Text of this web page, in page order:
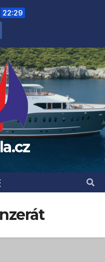
22:29